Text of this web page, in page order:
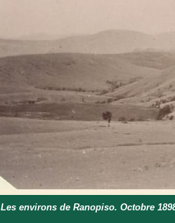
Les environs de Ranopiso. Octobre